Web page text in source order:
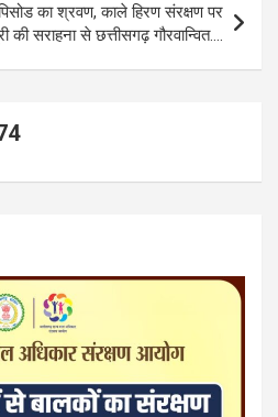
का श्रवण, काले हिरण संरक्षण पर
की सराहना से छत्तीसगढ़ गौरवान्वित….